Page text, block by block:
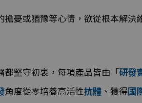
擔憂或猶豫等心情，欲從根本解
都堅守初衷，每項產品皆由「研發
角度從零培養高活性抗體 、獲得國